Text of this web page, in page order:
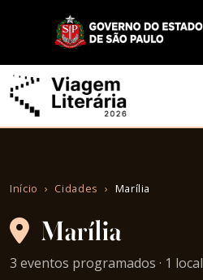
Início Cidades Marília
Marília
3 eventos programados · 1 local